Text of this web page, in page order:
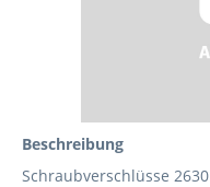
Beschreibung
Schraubverschlüsse 2630